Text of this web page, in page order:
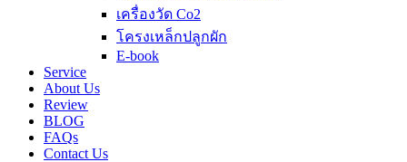
เครื่องวัด Co2
โครงเหล็กปลูกผัก
E-book
Service
About Us
Review
BLOG
FAQs
Contact Us